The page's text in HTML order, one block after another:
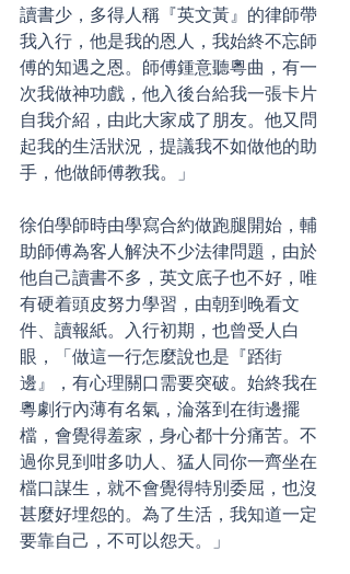
讀書少，多得人稱『英文黃』的律師帶
我入行，他是我的恩人，我始終不忘師
傅的知遇之恩。師傅鍾意聽粵曲，有一
次我做神功戲，他入後台給我一張卡片
自我介紹，由此大家成了朋友。他又問
起我的生活狀況，提議我不如做他的助
手，他做師傅教我。」
徐伯學師時由學寫合約做跑腿開始，輔
助師傅為客人解決不少法律問題，由於
他自己讀書不多，英文底子也不好，唯
有硬着頭皮努力學習，由朝到晚看文
件、讀報紙。入行初期，也曾受人白
眼，「做這一行怎麼說也是『踎街
邊』，有心理關口需要突破。始終我在
粵劇行內薄有名氣，淪落到在街邊擺
檔，會覺得羞家，身心都十分痛苦。不
過你見到咁多叻人、猛人同你一齊坐在
檔口謀生，就不會覺得特別委屈，也沒
甚麼好埋怨的。為了生活，我知道一定
要靠自己，不可以怨天。」